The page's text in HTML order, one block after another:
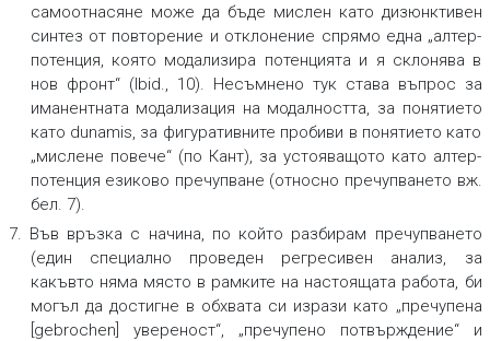
самоотнасяне може да бъде мислен като дизюнктивен
синтез от повторение и отклонение спрямо една „алтер-
потенция, която модализира потенцията и я склонява в
нов фронт“ (Ibid., 10). Несъмнено тук става въпрос за
иманентната модализация на модалността, за понятието
като dunamis, за фигуративните пробиви в понятието като
„мислене повече“ (по Кант), за устояващото като алтер-
потенция езиково пречупване (относно пречупването вж.
бел. 7).
7. Във връзка с начина, по който разбирам пречупването
(един специално проведен регресивен анализ, за
какъвто няма място в рамките на настоящата работа, би
могъл да достигне в обхвата си изрази като „пречупена
[gebrochen] увереност“, „пречупено потвърждение“ и